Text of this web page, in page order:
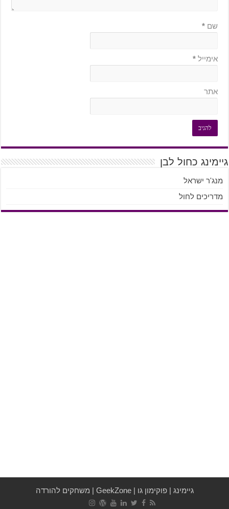
שם *
אימייל *
אתר
גיימינג כחול לבן
מנג'ר ישראל
מדריכים לחול
גיימינג| פוקימון גו|
GeekZone
| משחקים להורדה